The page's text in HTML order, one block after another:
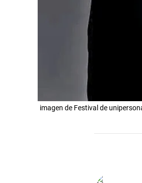
imagen de Festival de